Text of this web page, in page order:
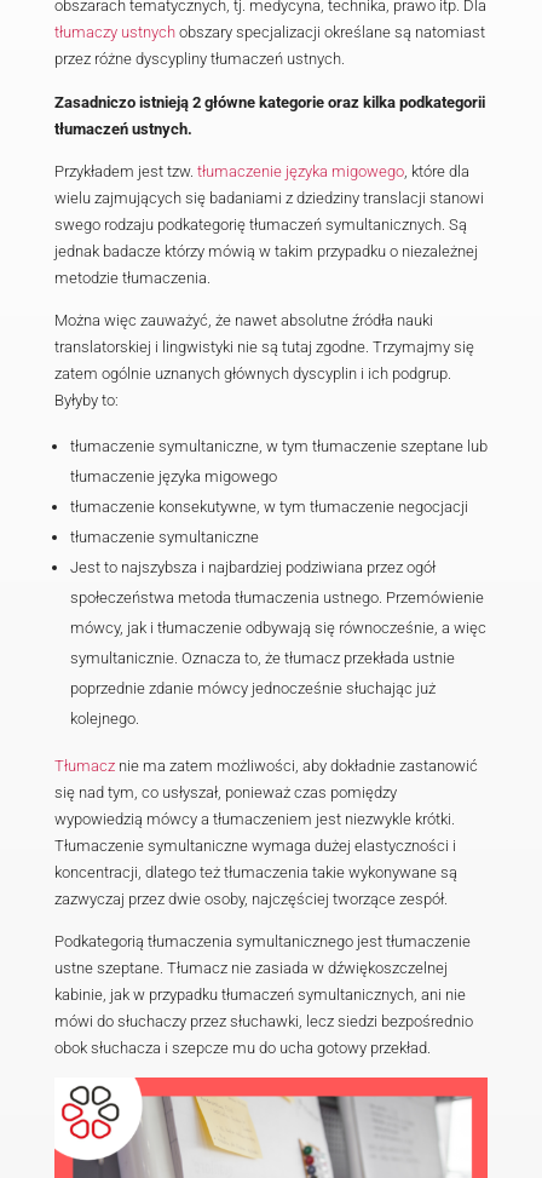
Pomimo, iż szkolenia i kwalifikacje zawodowe
pisemnego i ustnegowyglądają początkowo
wymagania stawiane tłumaczom znacznie się
Doskonalenie umiejętności i kompetencji
dziedzina, ekwiwalenty oraz terminologia.
W przypadku
obszarach tematycznych, tj. medycyna,
tłumaczy ustnychobszary specjalizacji
przez różne dyscypliny tłumaczeń ustnych.
Zasadniczo istnieją 2 główne kategorie oraz
tłumaczeń ustnych.
Przykładem jest tzw. tłumaczenie języka
wielu zajmujących się badaniami z dziedziny
jednak badacze którzy mówią w takim
metodzie tłumaczenia.
Można więc zauważyć, że nawet absolutne
zatem ogólnie uznanych głównych dyscyplin i
Byłyby to:
tłumaczenie symultaniczne, w tym
tłumaczenie języka migowego
tłumaczenie konsekutywne, w tym